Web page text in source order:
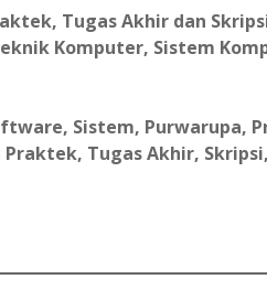
Tugas Akhir dan
Komputer, Sistem
Sistem, Purwarupa,
Tugas Akhir,